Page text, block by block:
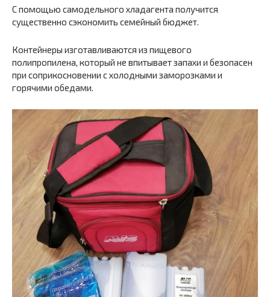
С помощью самодельного хладагента получится
существенно сэкономить семейный бюджет.
Контейнеры изготавливаются из пищевого
полипропилена, который не впитывает запахи и безопасен
при соприкосновении с холодными заморозками и
горячими обедами.